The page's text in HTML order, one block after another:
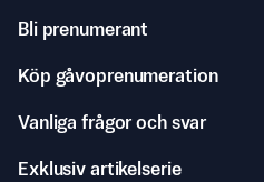
Bli prenumerant
Köp gåvoprenumeration
Vanliga frågor och svar
Exklusiv artikelserie